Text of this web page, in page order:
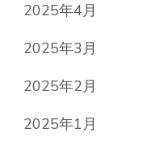
2025年4月
2025年3月
2025年2月
2025年1月